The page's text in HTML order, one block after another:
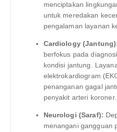
menciptakan
untuk meredakan
pengalaman layanan
Cardiology
berfokus pada
kondisi jantung.
elektrokardiogram
penanganan gagal
penyakit arteri koroner.
Neurologi (Saraf):
menangani gangguan